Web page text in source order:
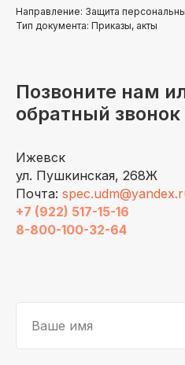
Направление: Защита
Тип документа: Приказы, акты
Позвоните нам
обратный звонок
Ижевск
ул. Пушкинская, 268Ж
Почта:
+7 (922) 517-15-16
8-800-100-32-64
Ваше имя